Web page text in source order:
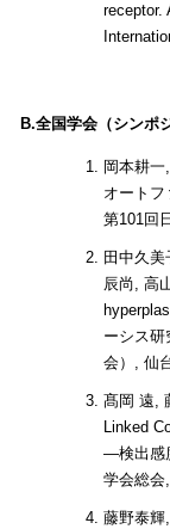
receptor.
B.全国学会（シンポ
岡本耕
オート
第101回
田中久
辰尚, 高
ーシス
会）, 仙
髙岡 遠,
Linked
―検出感
学会総会
藤野泰輝